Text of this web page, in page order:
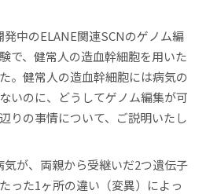
中のELANE関連SCNのゲノム編
で、健常人の造血幹細胞を用いた
。健常人の造血幹細胞には病気の
いのに、どうしてゲノム編集が可
りの事情について、ご説明いたし
が、両親から受継いだ2つ遺伝子
った1ヶ所の違い（変異）によっ